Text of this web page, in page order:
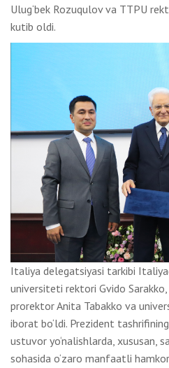
Ulug‘bek Rozuqulov va TTPU
kutib oldi.
Italiya delegatsiyasi tarkibi
universiteti rektori Gvido Sarakko,
prorektor Anita Tabakko va
iborat bo‘ldi. Prezident
ustuvor yo‘nalishlarda, xususan,
sohasida o‘zaro manfaatli